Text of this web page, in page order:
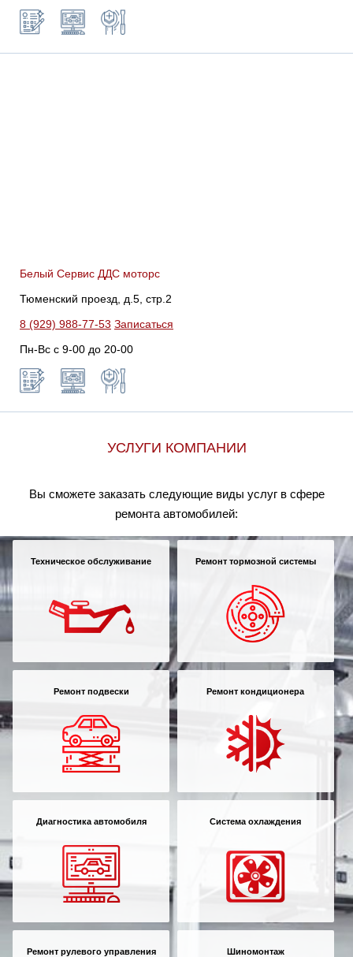
Белый Сервис ДДС моторс
Тюменский проезд, д.5, стр.2
8 (929) 988-77-53 Записаться
Пн-Вс c 9-00 до 20-00
УСЛУГИ КОМПАНИИ
Вы сможете заказать следующие виды услуг в сфере
ремонта автомобилей:
Техническое обслуживание Ремонт тормозной системы
Ремонт подвески Ремонт кондиционера
Диагностика автомобиля Система охлаждения
Ремонт рулевого управления Шиномонтаж